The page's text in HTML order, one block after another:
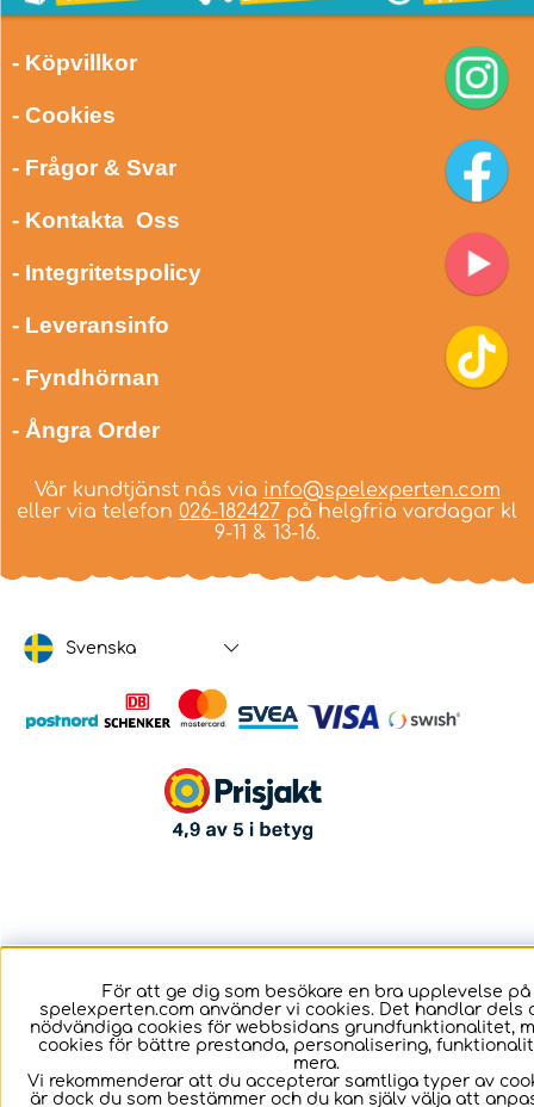
- Köpvillkor
- Cookies
- Frågor & Svar
- Kontakta Oss
- Integritetspolicy
- Leveransinfo
- Fyndhörnan
- Ångra Order
Vår kundtjänst nås via info@spelexperten.com
eller via telefon 026-182427 på helgfria vardagar kl
9-11 & 13-16.
Svenska
För att ge dig som besökare en bra upplevelse på
spelexperten.com använder vi cookies. Det handlar dels
nödvändiga cookies för webbsidans grundfunktionalitet,
cookies för bättre prestanda, personalisering,
mera.
Vi rekommenderar att du accepterar samtliga typer av
är dock du som bestämmer och du kan själv välja att